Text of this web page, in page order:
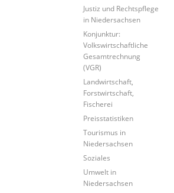
Justiz und Rechtspflege
in Niedersachsen
Konjunktur:
Volkswirtschaftliche
Gesamtrechnung
(VGR)
Landwirtschaft,
Forstwirtschaft,
Fischerei
Preisstatistiken
Tourismus in
Niedersachsen
Soziales
Umwelt in
Niedersachsen